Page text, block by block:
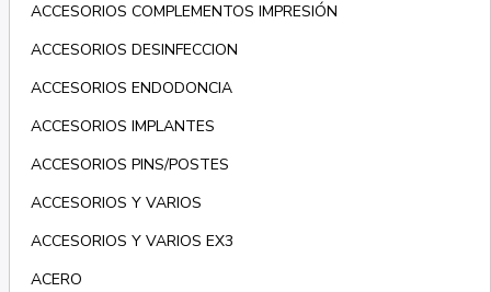
ACCESORIOS COMPLEMENTOS IMPRESIÓN
ACCESORIOS DESINFECCION
ACCESORIOS ENDODONCIA
ACCESORIOS IMPLANTES
ACCESORIOS PINS/POSTES
ACCESORIOS Y VARIOS
ACCESORIOS Y VARIOS EX3
ACERO